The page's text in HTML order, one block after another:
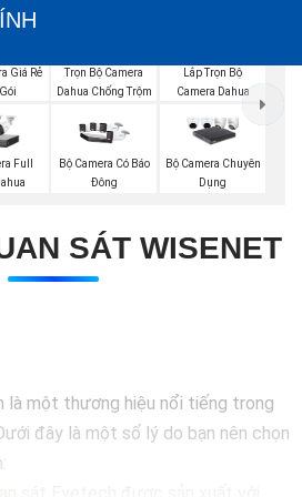
Giá Rẻ
Trọn Bộ Camera
Dahua Chống Trộm
Lắp Trọn Bộ
Camera Dahua
Full
Bộ Camera Có Báo
Đông
Bộ Camera Chuyên
Dụng
SÁT WISENET
là một thương hiệu nổi tiếng trong
đây là một số lý do bạn nên chọn